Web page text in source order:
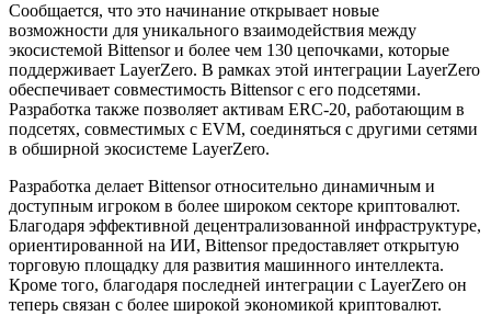
Сообщается, что это начинание открывает новые
возможности для уникального взаимодействия между
экосистемой Bittensor и более чем 130 цепочками, которые
поддерживает LayerZero. В рамках этой интеграции LayerZero
обеспечивает совместимость Bittensor с его подсетями.
Разработка также позволяет активам ERC-20, работающим в
подсетях, совместимых с EVM, соединяться с другими сетями
в обширной экосистеме LayerZero.
Разработка делает Bittensor относительно динамичным и
доступным игроком в более широком секторе криптовалют.
Благодаря эффективной децентрализованной инфраструктуре,
ориентированной на ИИ, Bittensor предоставляет открытую
торговую площадку для развития машинного интеллекта.
Кроме того, благодаря последней интеграции с LayerZero он
теперь связан с более широкой экономикой криптовалют.